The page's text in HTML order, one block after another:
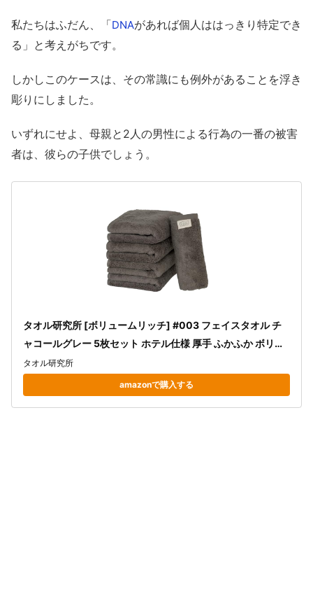
私たちはふだん、「DNAがあれば個人ははっきり特定でき
る」と考えがちです。
しかしこのケースは、その常識にも例外があることを浮き
彫りにしました。
いずれにせよ、母親と2人の男性による行為の一番の被害
者は、彼らの子供でしょう。
タオル研究所 [ボリュームリッチ] #003 フェイスタオル チ
ャコールグレー 5枚セット ホテル仕様 厚手 ふかふか ボリュ
ーム 高速吸水 耐久性 綿100% 480GSM JapanTechnology
タオル研究所
amazonで購入する